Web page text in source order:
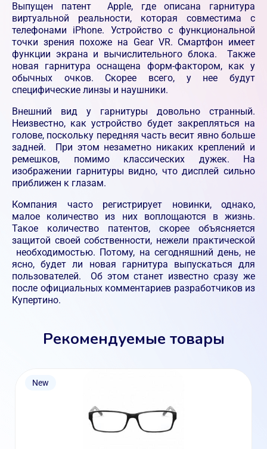
Выпущен патент Apple, где описана гарнитура
виртуальной реальности, которая совместима с
телефонами iPhone. Устройство с функциональной
точки зрения похоже на Gear VR. Смартфон имеет
функции экрана и вычислительного блока. Также
новая гарнитура оснащена форм-фактором, как у
обычных очков. Скорее всего, у нее будут
специфические линзы и наушники.
Внешний вид у гарнитуры довольно странный.
Неизвестно, как устройство будет закрепляться на
голове, поскольку передняя часть весит явно больше
задней. При этом незаметно никаких креплений и
ремешков, помимо классических дужек. На
изображении гарнитуры видно, что дисплей сильно
приближен к глазам.
Компания часто регистрирует новинки, однако,
малое количество из них воплощаются в жизнь.
Такое количество патентов, скорее объясняется
защитой своей собственности, нежели практической
необходимостью. Потому, на сегодняшний день, не
ясно, будет ли новая гарнитура выпускаться для
пользователей. Об этом станет известно сразу же
после официальных комментариев разработчиков из
Купертино.
Рекомендуемые товары
New